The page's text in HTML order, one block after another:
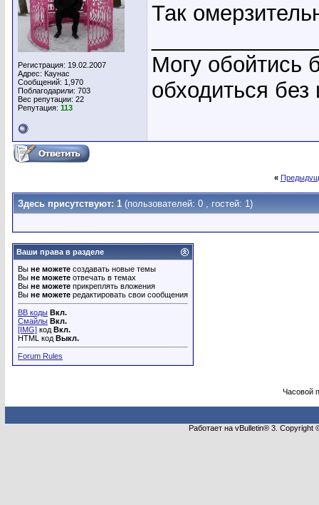
Регистрация: 19.02.2007
Адрес: Каунас
Сообщений: 1,970
Поблагодарили: 703
Вес репутации: 22
Репутация: 113
Так
Могу обойтись
обходиться
«
Здесь присутствуют: 1 (пользователей: 0 , гостей: 1)
Ваши права в разделе
Вы не можете создавать новые темы
Вы не можете отвечать в темах
Вы не можете прикреплять вложения
Вы не можете редактировать свои сообщения
BB коды Вкл.
Смайлы Вкл.
[IMG] код Вкл.
HTML код Выкл.
Forum Rules
Часовой
Работает на vBulletin® 3.